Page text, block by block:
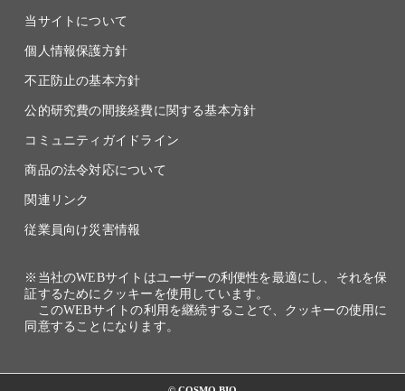
当サイトについて
個人情報保護方針
不正防止の基本方針
公的研究費の間接経費に関する基本方針
コミュニティガイドライン
商品の法令対応について
関連リンク
従業員向け災害情報
※当社のWEBサイトはユーザーの利便性を最適にし、それを保
証するためにクッキーを使用しています。
このWEBサイトの利用を継続することで、クッキーの使用に
同意することになります。